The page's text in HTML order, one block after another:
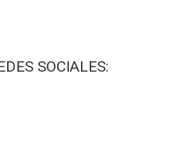
SOCIALES: